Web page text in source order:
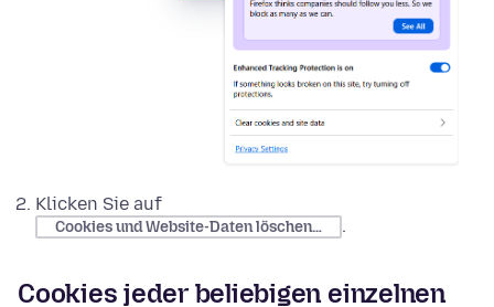
Klicken Sie auf
Cookies und Website-Daten löschen… .
Cookies jeder beliebigen einzelnen